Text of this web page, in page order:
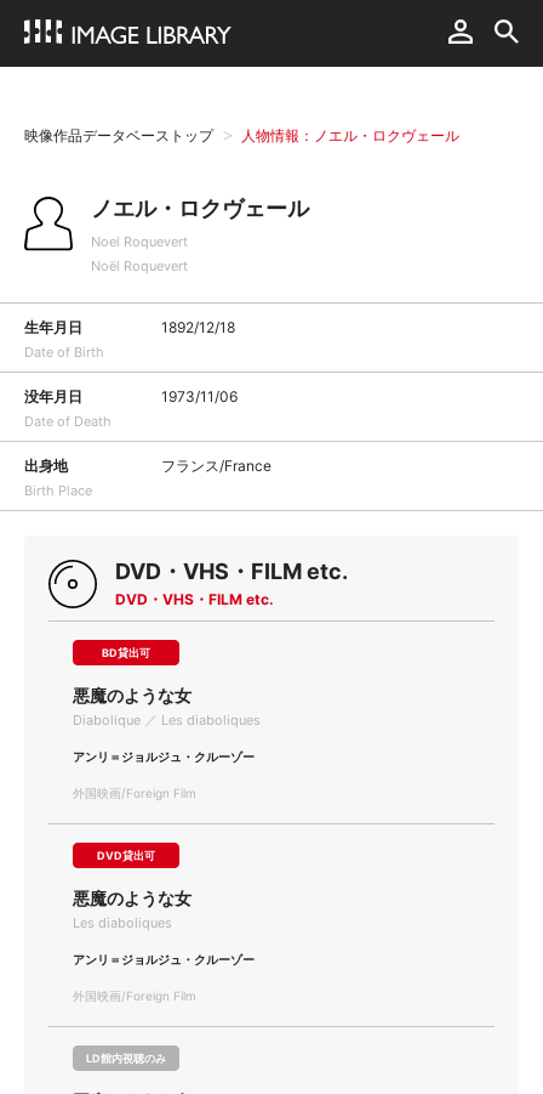
映像作品データベーストップ 人物情報：ノエル・ロクヴェール
ノエル・ロクヴェール
Noel Roquevert
Noël Roquevert
生年月日
Date of Birth
1892/12/18
没年月日
Date of Death
1973/11/06
出身地
Birth Place
フランス/France
DVD・VHS・FILM etc.
DVD・VHS・FILM etc.
BD貸出可
悪魔のような女
Diabolique ／ Les diaboliques
アンリ＝ジョルジュ・クルーゾー
外国映画/Foreign Film
DVD貸出可
悪魔のような女
Les diaboliques
アンリ＝ジョルジュ・クルーゾー
外国映画/Foreign Film
LD館内視聴のみ